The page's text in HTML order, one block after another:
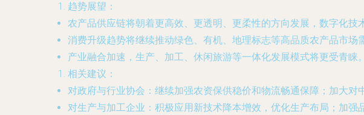
趋势展望 ：
农产品供应链将朝着更高效、更透明、更柔性的方向发展，数字化技
消费升级趋势将继续推动绿色、有机、地理标志等高品质农产品市场
产业融合加速，生产、加工、休闲旅游等一体化发展模式将更受青睐。
相关建议 ：
对政府与行业协会 ：继续加强农资保供稳价和物流畅通保障；加大
对生产与加工企业 ：积极应用新技术降本增效，优化生产布局；加